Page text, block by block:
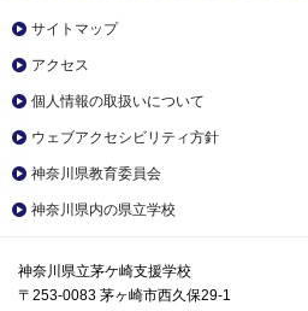
サイトマップ
アクセス
個人情報の取扱いについて
ウェブアクセシビリティ方針
神奈川県教育委員会
神奈川県内の県立学校
神奈川県立茅ケ崎支援学校
〒253-0083 茅ヶ崎市西久保29-1